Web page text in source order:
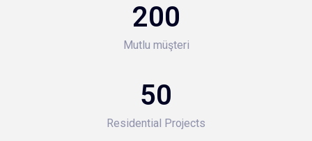
Mutlu müşteri
200
Residential Projects
50